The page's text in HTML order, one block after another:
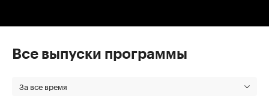
Все выпуски программы
За все время